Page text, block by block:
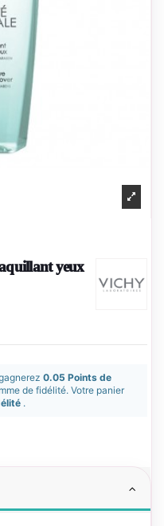
yeux
0.05 Points de
de fidélité. Votre panier
.